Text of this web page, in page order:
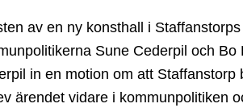
av en ny konsthall i
Sune Cederpil och Bo
in en motion om att Staffanstorp
ärendet vidare i kommunpolitiken